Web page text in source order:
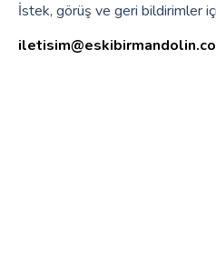
İstek, görüş ve geri bildirimler